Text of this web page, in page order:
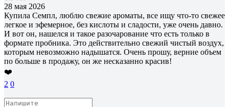
28 мая 2026
Купила Семпл, люблю свежие ароматы, все ищу что-то свежее
легкое и эфемерное, без кислоты и сладости, уже очень давно.
И вот он, нашелся и такое разочарование что есть только в
формате пробника. Это действительно свежий чистый воздух,
которым невозможно надышатся. Очень прошу, верние объем
по больше в продажу, он же несказанно красив!
❤️
2 0